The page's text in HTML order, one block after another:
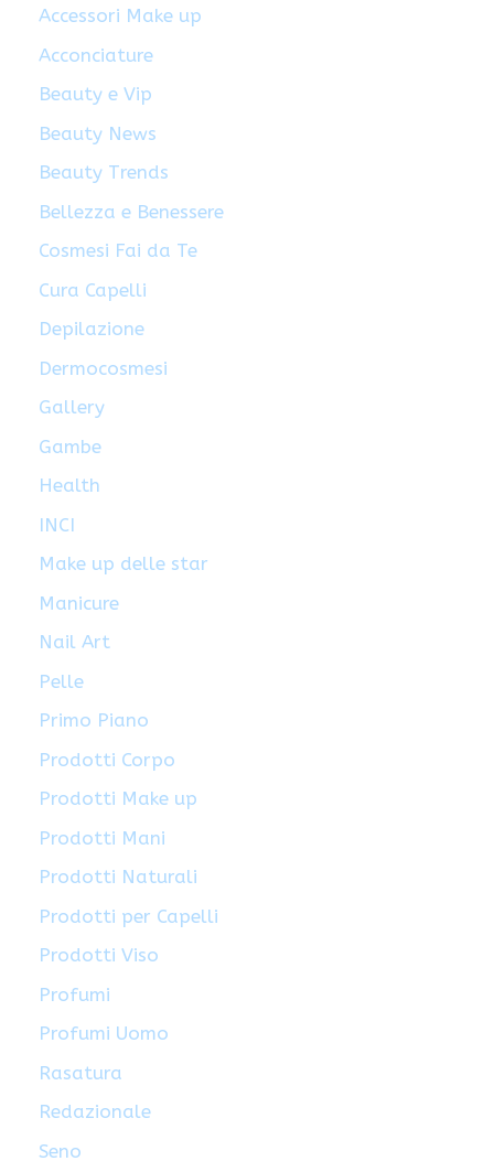
Accessori Make up
Acconciature
Beauty e Vip
Beauty News
Beauty Trends
Bellezza e Benessere
Cosmesi Fai da Te
Cura Capelli
Depilazione
Dermocosmesi
Gallery
Gambe
Health
INCI
Make up delle star
Manicure
Nail Art
Pelle
Primo Piano
Prodotti Corpo
Prodotti Make up
Prodotti Mani
Prodotti Naturali
Prodotti per Capelli
Prodotti Viso
Profumi
Profumi Uomo
Rasatura
Redazionale
Seno